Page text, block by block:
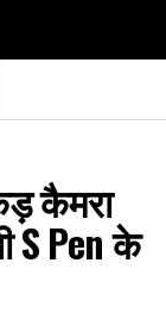
कैमरा
S Pen के